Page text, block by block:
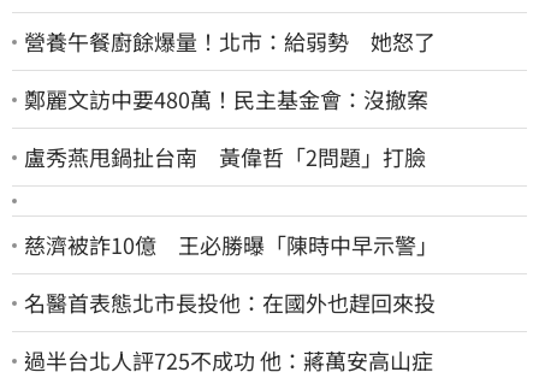
營養午餐廚餘爆量！北市：給弱勢 她怒了
鄭麗文訪中要480萬！民主基金會：沒撤案
盧秀燕甩鍋扯台南 黃偉哲「2問題」打臉
慈濟被詐10億 王必勝曝「陳時中早示警」
名醫首表態北市長投他：在國外也趕回來投
過半台北人評725不成功 他：蔣萬安高山症